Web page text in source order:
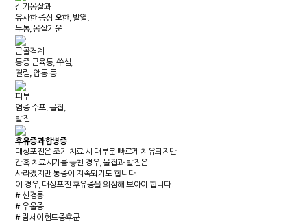
감기몸살과
유사한 증상오한, 발열,
두통, 몸살기운
근골격계
통증근육통, 쑤심,
결림, 압통 등
피부
염증수포, 물집,
발진
후유증과 합병증
대상포진은 조기 치료 시 대부분 빠르게 치유되지만
간혹 치료시기를 놓친 경우,물집과 발진은
사라졌지만 통증이 지속되기도 합니다.
이 경우, 대상포진 후유증을 의심해 보아야 합니다.
# 신경통
# 우울증
# 람세이헌트증후군